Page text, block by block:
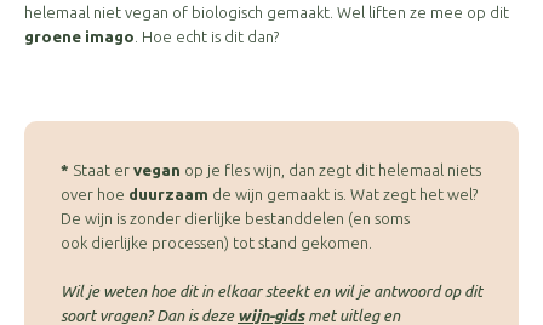
helemaal niet vegan of biologisch gemaakt. Wel liften ze mee op dit
groene imago . Hoe echt is dit dan?
* Staat er vegan op je fles wijn, dan zegt dit helemaal niets
over hoe duurzaam de wijn gemaakt is. Wat zegt het wel?
De wijn is zonder dierlijke bestanddelen (en soms
ook dierlijke processen) tot stand gekomen.
Wil je weten hoe dit in elkaar steekt en wil je antwoord op dit
soort vragen? Dan is deze wijn-gidsmet uitleg en